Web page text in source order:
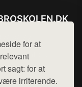
for at
sagt: for at
irriterende.
hej@want.dk
og privatlivspolitik